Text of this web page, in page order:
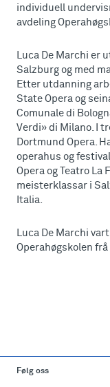
individuell
avdeling
Luca De Marchi er
Salzburg og med
Etter utdanning
State Opera og
Comunale di
Verdi» di Milano. I
Dortmund Opera.
operahus og
Opera og Teatro La
meisterklassar i
Italia.
Luca De Marchi
Operahøgskolen
Følg oss